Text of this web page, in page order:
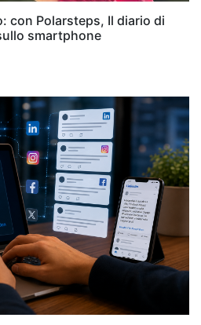
con Polarsteps, Il diario di
smartphone